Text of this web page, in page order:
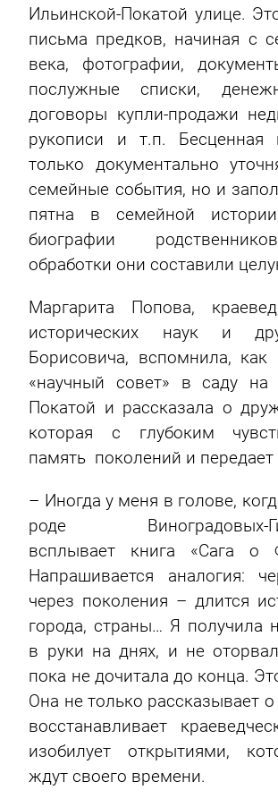
Ильинской-Покатой улице.
письма предков, начиная с
века, фотографии,
послужные списки,
договоры купли-продажи
рукописи и т.п. Бесценная
только документально
семейные события, но и
пятна в семейной
биографии
обработки они составили
Маргарита Попова,
исторических наук и
Борисовича, вспомнила, как
«научный совет» в саду на
Покатой и рассказала о
которая с глубоким
память поколений и передает
– Иногда у меня в голове,
роде Виноградовых-
всплывает книга «Сага о
Напрашивается аналогия:
через поколения – длится
города, страны… Я получила
в руки на днях, и не
пока не дочитала до конца.
Она не только рассказывает
восстанавливает
изобилует открытиями,
ждут своего времени.